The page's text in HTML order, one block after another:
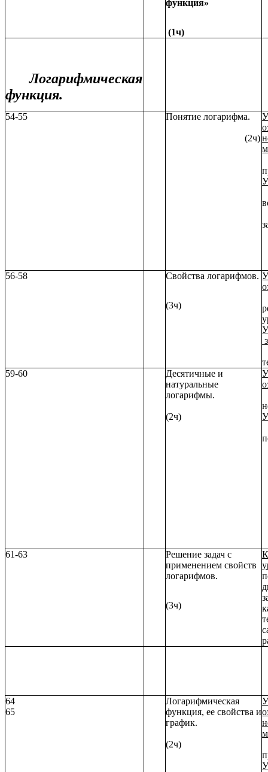
функция»
(1ч)
Логарифмическая
функция.
54-55 Понятие логарифма.
(2ч)
56-58 Свойства логарифмов.
(3ч)
59-60
Десятичные и
натуральные
логарифмы.
(2ч)
61-63
Решение задач с
применением свойств
логарифмов.
(3ч)
64
65
Логарифмическая
функция, ее свойства и
график.
(2ч)